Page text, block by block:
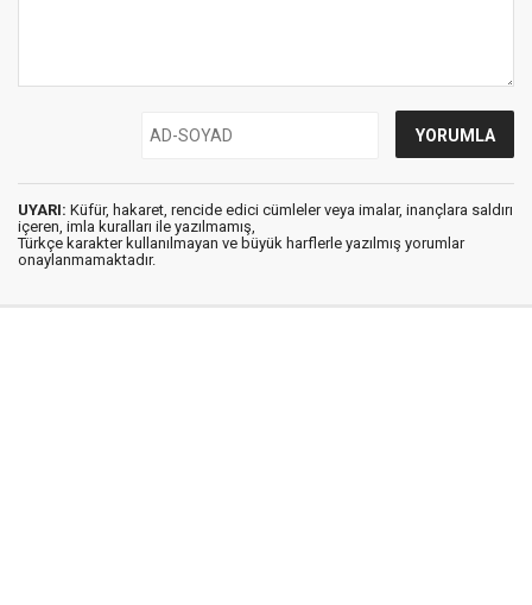
UYARI: Küfür, hakaret, rencide edici cümleler veya imalar, inançlara saldırı
içeren, imla kuralları ile yazılmamış,
Türkçe karakter kullanılmayan ve büyük harflerle yazılmış yorumlar
onaylanmamaktadır.